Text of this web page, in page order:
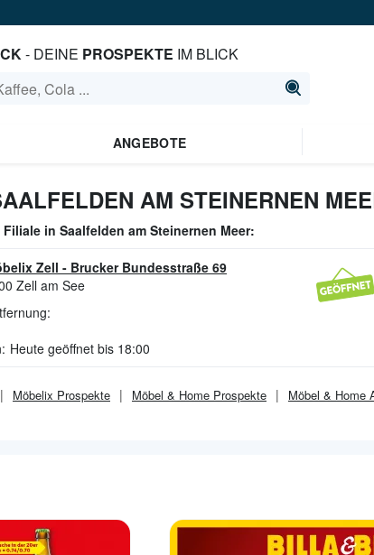
- DEINE PROSPEKTE IM BLICK
ANGEBOTE
AM STEINERNEN
Filiale in Saalfelden am Steinernen Meer:
Zell - Brucker Bundesstraße 69
Zell am See
Heute geöffnet bis 18:00
Möbelix Prospekte Möbel & Home Prospekte Möbel & Home